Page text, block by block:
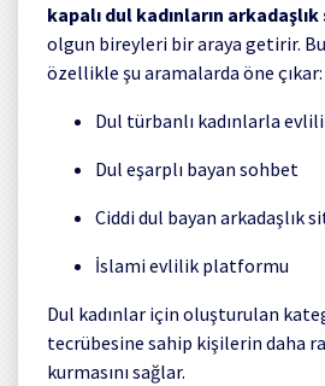
kapalı dul kadınların
olgun bireyleri bir araya getirir.
özellikle şu aramalarda öne çıkar:
Dul türbanlı kadınlarla
Dul eşarplı bayan sohbet
Ciddi dul bayan arkadaşlık
İslami evlilik platformu
Dul kadınlar için oluşturulan
tecrübesine sahip kişilerin daha
kurmasını sağlar.